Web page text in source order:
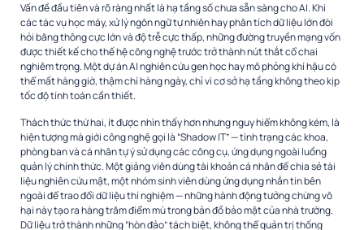
Vấn đề đầu tiên và rõ ràng nhất là hạ tầng số chưa sẵn sàng cho AI. Khi
các tác vụ học máy, xử lý ngôn ngữ tự nhiên hay phân tích dữ liệu lớn đòi
hỏi băng thông cực lớn và độ trễ cực thấp, những đường truyền mạng vốn
được thiết kế cho thế hệ công nghệ trước trở thành nút thắt cổ chai
nghiêm trọng. Một dự án AI nghiên cứu gen học hay mô phỏng khí hậu có
thể mất hàng giờ, thậm chí hàng ngày, chỉ vì cơ sở hạ tầng không theo kịp
tốc độ tính toán cần thiết.
Thách thức thứ hai, ít được nhìn thấy hơn nhưng nguy hiểm không kém, là
hiện tượng mà giới công nghệ gọi là “Shadow IT” — tình trạng các khoa,
phòng ban và cá nhân tự ý sử dụng các công cụ, ứng dụng ngoài luồng
quản lý chính thức. Một giảng viên dùng tài khoản cá nhân để chia sẻ tài
liệu nghiên cứu mật, một nhóm sinh viên dùng ứng dụng nhắn tin bên
ngoài để trao đổi dữ liệu thí nghiệm — những hành động tưởng chừng vô
hại này tạo ra hàng trăm điểm mù trong bản đồ bảo mật của nhà trường.
Dữ liệu trở thành những “hòn đảo” tách biệt, không thể quản trị thống